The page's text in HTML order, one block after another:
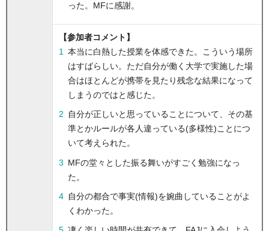
った。MFに感謝。
【参加者コメント】
本当に白熱した授業を体感できた。こういう場所
はすばらしい。ただ自分が働く大学で実施した場
合はほとんどが携帯を見たり残念な結果になって
しまうのではと感じた。
自分が正しいと思っていることについて、その基
準とかルールが各人違っている(多様性)ことにつ
いて考えられた。
MFの堂々とした振る舞いがすごく勉強になっ
た。
自分の都合で事実(情報)を婉曲していることがよ
くわかった。